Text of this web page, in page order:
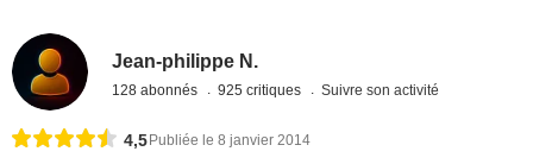
Jean-philippe N.
128 abonnés 925 critiques Suivre son activité
4,5Publiée le 8 janvier 2014